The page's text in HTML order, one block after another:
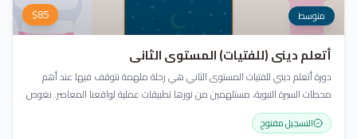
متوسط $85
أتعلم ديني (للفتيات) المستوى الثاني
دورة أتعلم ديني للفتيات المستوى الثاني هي رحلة ملهمة نتوقف فيها عند أهم
محطات السيرة النبوية، مستلهمين من نورها تطبيقات عملية لواقعنا المعاصر. نغوص
في أخلاق النبي ﷺ ونسعى للاقتداء به قولاً وفعلاً.
التسجيل مفتوح